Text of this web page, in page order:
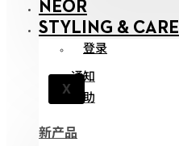
NEOR
STYLING & CARE
登录
X
通知
帮助
新产品